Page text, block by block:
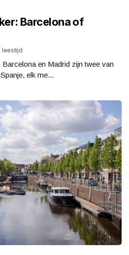
Barcelona of
leestijd
en Madrid zijn twee van
elk me...